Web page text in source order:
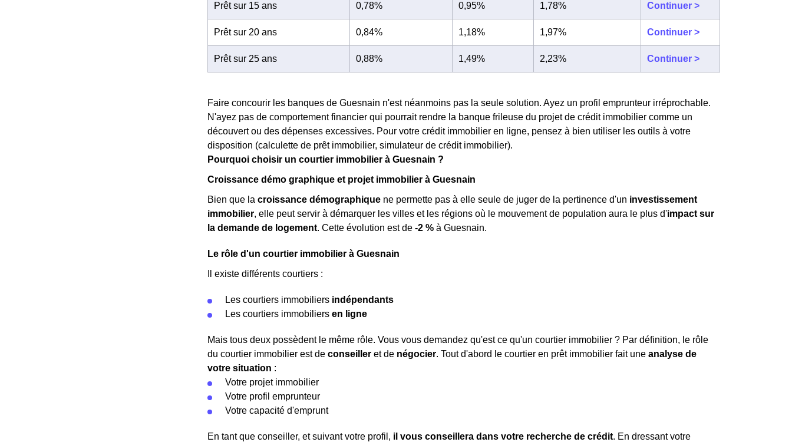
Prêt sur 15 ans 0,78% 0,95% 1,78% Continuer >
Prêt sur 20 ans 0,84% 1,18% 1,97% Continuer >
Prêt sur 25 ans 0,88% 1,49% 2,23% Continuer >
Faire concourir les banques de Guesnain n'est néanmoins pas la seule solution. Ayez un profil emprunteur irréprochable.
N'ayez pas de comportement financier qui pourrait rendre la banque frileuse du projet de crédit immobilier comme un
découvert ou des dépenses excessives. Pour votre crédit immobilier en ligne, pensez à bien utiliser les outils à votre
disposition (calculette de prêt immobilier, simulateur de crédit immobilier).
Pourquoi choisir un courtier immobilier à Guesnain ?
Croissance démo graphique et projet immobilier à Guesnain
Bien que la croissance démographique ne permette pas à elle seule de juger de la pertinence d'un investissement
immobilier, elle peut servir à démarquer les villes et les régions où le mouvement de population aura le plus d'impact sur
la demande de logement. Cette évolution est de -2 % à Guesnain.
Le rôle d'un courtier immobilier à Guesnain
Il existe différents courtiers :
Les courtiers immobiliers indépendants
Les courtiers immobiliers en ligne
Mais tous deux possèdent le même rôle. Vous vous demandez qu'est ce qu'un courtier immobilier ? Par définition, le rôle
du courtier immobilier est de conseiller et de négocier. Tout d'abord le courtier en prêt immobilier fait une analyse de
votre situation :
Votre projet immobilier
Votre profil emprunteur
Votre capacité d'emprunt
En tant que conseiller, et suivant votre profil, il vous conseillera dans votre recherche de crédit. En dressant votre